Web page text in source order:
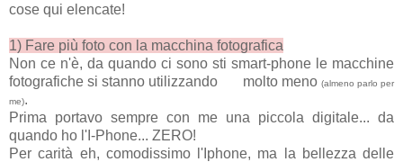
cose qui elencate!
1) Fare più foto con la macchina fotografica
Non ce n'è, da quando ci sono sti smart-phone le macchine
fotografiche si stanno utilizzando molto meno (almeno parlo per
me).
Prima portavo sempre con me una piccola digitale... da
quando ho l'I-Phone... ZERO!
Per carità eh, comodissimo l'Iphone, ma la bellezza delle